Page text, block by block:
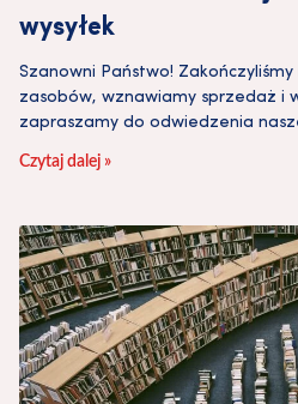
wysyłek
Szanowni Państwo!
zasobów, wznawiamy sprzedaż i
zapraszamy do odwiedzenia
Czytaj dalej »